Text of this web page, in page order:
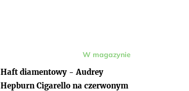
Haft diamentowy - Audrey
Hepburn Cigarello na czerwonym
W magazynie